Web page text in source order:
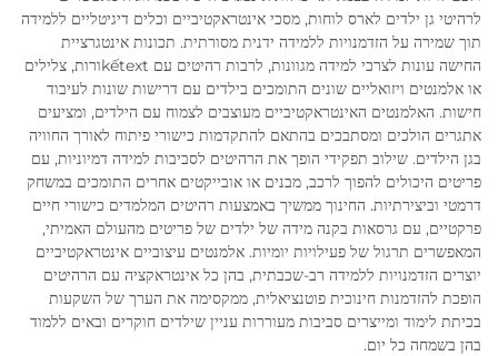
לרהיטי גן ילדים לארס לוחות, מסכי אינטראקטיביים וכלים דיגיטליים ללמידה
תוך שמירה על הזדמנויות ללמידה ידנית מסורתית. תכונות אינטגרציית
החישה עונות לצרכי למידה מגוונות, לרבות רהיטים עם kếtextורות, צלילים
או אלמנטים ויזואליים שונים התומכים בילדים עם דרישות שונות לעיבוד
חישות. האלמנטים האינטראקטיביים מעוצבים לצמוח עם הילדים, ומציעים
אתגרים הולכים ומסתבכים בהתאם להתקדמות כישורי פיתוח לאורך החוויה
בגן הילדים. שילוב תפקידי הופך את הרהיטים לסביבות למידה דמיוניות, עם
פריטים היכולים להפוך לרכב, מבנים או אובייקטים אחרים התומכים במשחק
דרמטי וביצירתיות. החינוך ממשיך באמצעות רהיטים המלמדים כישורי חיים
פרקטיים, עם גרסאות בקנה מידה של ילדים של פריטים מהעולם האמיתי,
המאפשרים תרגול של פעילויות יומיות. אלמנטים עיצוביים אינטראקטיביים
יוצרים הזדמנויות ללמידה רב-שכבתית, בהן כל אינטראקציה עם הרהיטים
הופכת להזדמנות חינוכית פוטנציאלית, ממקסימה את הערך של השקעות
בכיתת לימוד ומייצרים סביבות מעוררות עניין שילדים חוקרים ובאים ללמוד
בהן בשמחה כל יום.